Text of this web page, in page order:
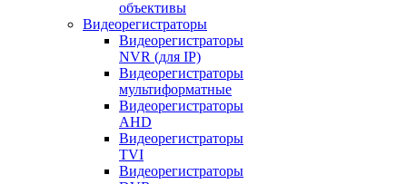
объективы
Видеорегистраторы
Видеорегистраторы
NVR (для IP)
Видеорегистраторы
мультиформатные
Видеорегистраторы
AHD
Видеорегистраторы
TVI
Видеорегистраторы